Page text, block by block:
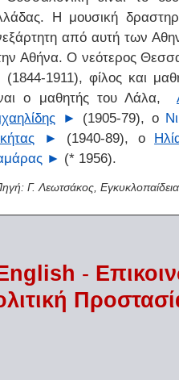
Η μουσική
από αυτή των
Αθήνα. Ο νεότερος
(1844-1911), φίλος και
ο μαθητής του Λάλα,
► (1905-79), ο
► (1940-89), ο
► (* 1956).
Γ. Λεωτσάκος,
-